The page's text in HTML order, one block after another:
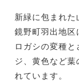
新緑に包まれた
鏡野町羽出地区
ロガシの変種
ジ、黄色など
れています。